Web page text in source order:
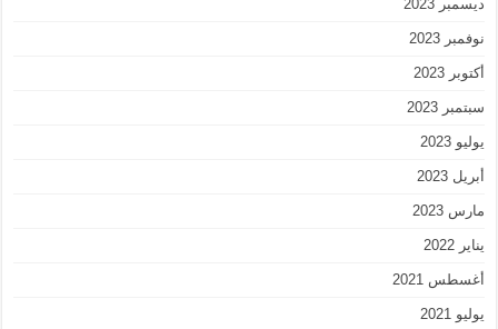
ديسمبر 2023
نوفمبر 2023
أكتوبر 2023
سبتمبر 2023
يوليو 2023
أبريل 2023
مارس 2023
يناير 2022
أغسطس 2021
يوليو 2021